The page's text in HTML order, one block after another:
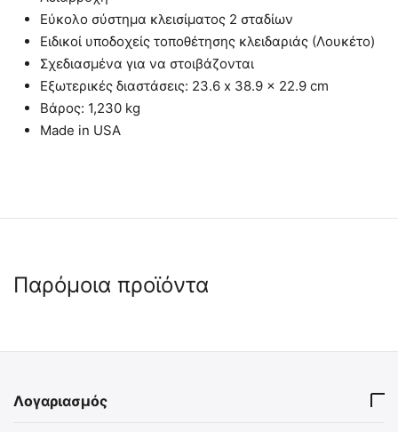
Εύκολο σύστημα κλεισίματος 2 σταδίων
Ειδικοί υποδοχείς τοποθέτησης κλειδαριάς (Λουκέτο)
Σχεδιασμένα για να στοιβάζονται
Εξωτερικές διαστάσεις: 23.6 x 38.9 x 22.9 cm
Βάρος: 1,230 kg
Made in USA
Παρόμοια προϊόντα
Λογαριασμός